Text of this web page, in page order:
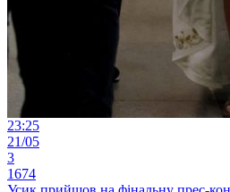
23:25
21/05
3
1674